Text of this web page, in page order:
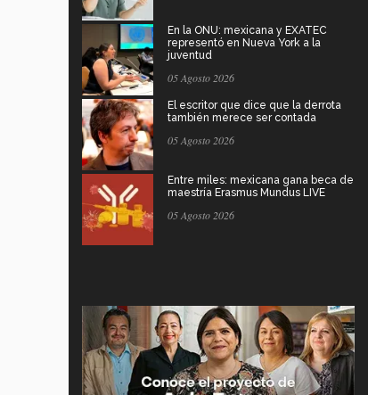
En la ONU: mexicana y EXATEC
representó en Nueva York a la
juventud
05 Agosto 2026
El escritor que dice que la derrota
también merece ser contada
05 Agosto 2026
Entre miles: mexicana gana beca de
maestría Erasmus Mundus LIVE
05 Agosto 2026